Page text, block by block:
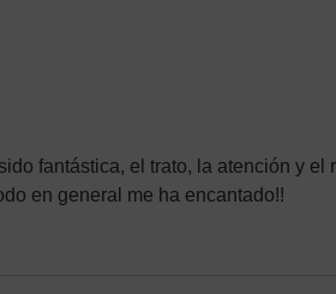
fantástica, el trato, la atención y el
en general me ha encantado!!